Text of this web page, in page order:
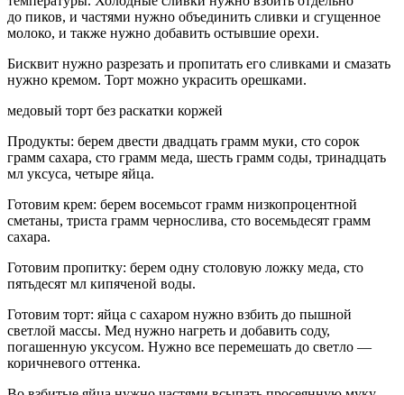
до пиков, и частями нужно объединить сливки и сгущенное
молоко, и также нужно добавить остывшие орехи.
Бисквит нужно разрезать и пропитать его сливками и смазать
нужно кремом. Торт можно украсить орешками.
медовый торт без раскатки коржей
Продукты: берем двести двадцать грамм муки, сто сорок
грамм сахара, сто грамм меда, шесть грамм соды, тринадцать
мл уксуса, четыре яйца.
Готовим крем: берем восемьсот грамм низкопроцентной
сметаны, триста грамм чернослива, сто восемьдесят грамм
сахара.
Готовим пропитку: берем одну столовую ложку меда, сто
пятьдесят мл кипяченой воды.
Готовим торт: яйца с сахаром нужно взбить до пышной
светлой массы. Мед нужно нагреть и добавить соду,
погашенную уксусом. Нужно все перемешать до светло —
коричневого оттенка.